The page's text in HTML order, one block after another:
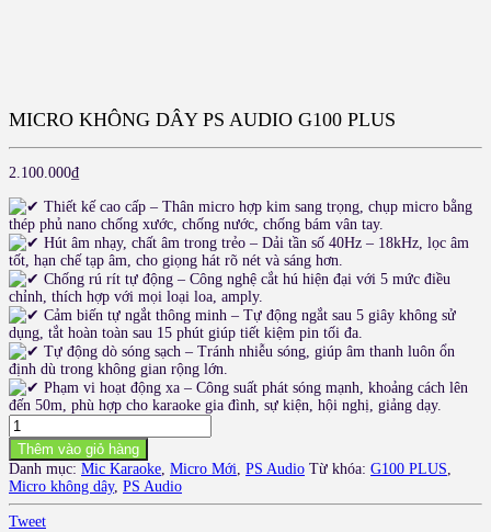
MICRO KHÔNG DÂY PS AUDIO G100 PLUS
2.100.000₫
Thiết kế cao cấp – Thân micro hợp kim sang trọng, chụp micro bằng
thép phủ nano chống xước, chống nước, chống bám vân tay.
Hút âm nhạy, chất âm trong trẻo – Dải tần số 40Hz – 18kHz, lọc âm
tốt, hạn chế tạp âm, cho giọng hát rõ nét và sáng hơn.
Chống rú rít tự động – Công nghệ cắt hú hiện đại với 5 mức điều
chỉnh, thích hợp với mọi loại loa, amply.
Cảm biến tự ngắt thông minh – Tự động ngắt sau 5 giây không sử
dụng, tắt hoàn toàn sau 15 phút giúp tiết kiệm pin tối đa.
Tự động dò sóng sạch – Tránh nhiễu sóng, giúp âm thanh luôn ổn
định dù trong không gian rộng lớn.
Phạm vi hoạt động xa – Công suất phát sóng mạnh, khoảng cách lên
đến 50m, phù hợp cho karaoke gia đình, sự kiện, hội nghị, giảng dạy.
MICRO
KHÔNG
DÂY
PS
AUDIO
G100
PLUS
Thêm vào giỏ hàng
Danh mục: Mic Karaoke, Micro Mới, PS Audio Từ khóa: G100 PLUS,
Micro không dây, PS Audio
Tweet